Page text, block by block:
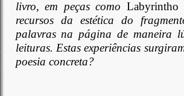
livro, em peças como Labyrintho
recursos da estética do
palavras na página de maneira
leituras. Estas experiências
poesia concreta?